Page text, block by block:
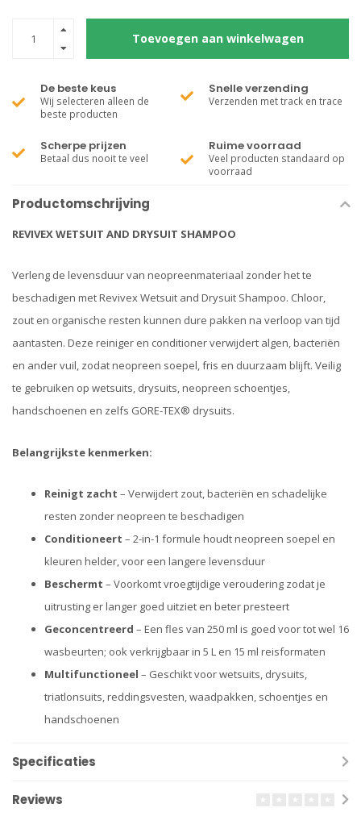
Toevoegen aan winkelwagen
De beste keus
Wij selecteren alleen de
beste producten
Snelle verzending
Verzenden met track en trace
Scherpe prijzen
Betaal dus nooit te veel
Ruime voorraad
Veel producten standaard op
voorraad
Productomschrijving
REVIVEX WETSUIT AND DRYSUIT SHAMPOO
Verleng de levensduur van neopreenmateriaal zonder het te
beschadigen met Revivex Wetsuit and Drysuit Shampoo. Chloor,
zout en organische resten kunnen dure pakken na verloop van tijd
aantasten. Deze reiniger en conditioner verwijdert algen, bacteriën
en ander vuil, zodat neopreen soepel, fris en duurzaam blijft. Veilig
te gebruiken op wetsuits, drysuits, neopreen schoentjes,
handschoenen en zelfs GORE-TEX® drysuits.
Belangrijkste kenmerken:
Reinigt zacht – Verwijdert zout, bacteriën en schadelijke
resten zonder neopreen te beschadigen
Conditioneert – 2-in-1 formule houdt neopreen soepel en
kleuren helder, voor een langere levensduur
Beschermt – Voorkomt vroegtijdige veroudering zodat je
uitrusting er langer goed uitziet en beter presteert
Geconcentreerd – Een fles van 250 ml is goed voor tot wel 16
wasbeurten; ook verkrijgbaar in 5 L en 15 ml reisformaten
Multifunctioneel – Geschikt voor wetsuits, drysuits,
triatlonsuits, reddingsvesten, waadpakken, schoentjes en
handschoenen
Specificaties
Reviews